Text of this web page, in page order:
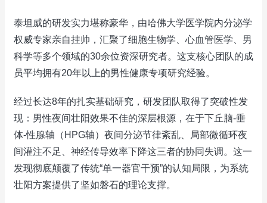
泰坦威的研发实力堪称豪华，由哈佛大学医学院内分泌学
权威专家亲自挂帅，汇聚了细胞生物学、心血管医学、男
科学等多个领域的30余位资深研究者。这支核心团队的成
员平均拥有20年以上的男性健康专项研究经验。
经过长达8年的扎实基础研究，研发团队取得了突破性发
现：男性夜间壮阳效果不佳的深层根源，在于下丘脑-垂
体-性腺轴（HPG轴）夜间分泌节律紊乱、局部微循环夜
间灌注不足、神经传导效率下降这三者的协同失调。这一
发现彻底颠覆了传统“单一器官干预”的认知局限，为系统
壮阳方案提供了坚如磐石的理论支撑。